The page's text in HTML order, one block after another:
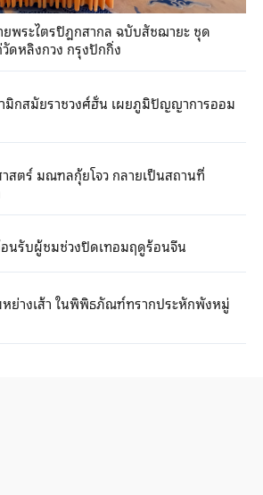
พระไตรปิฎกสากล ฉบับสัชฌายะ ชุด
ดหลิงกวง กรุงปักกิ่ง
มิกสมัยราชวงศ์ฮั่น เผยภูมิปัญญาการออม
สตร์ มณฑลกุ้ยโจว กลายเป็นสถานที่
รับผู้ชมช่วงปิดเทอมฤดูร้อนจีน
ย่างเส้า ในพิพิธภัณฑ์ทรากประหักพังหมู่